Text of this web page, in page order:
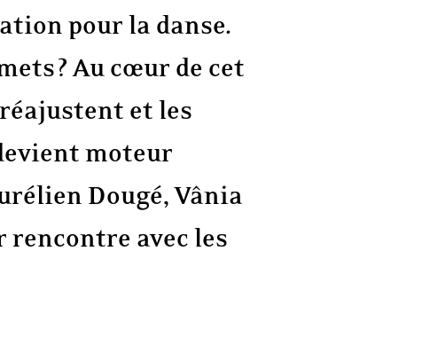
pour la danse.
? Au cœur de cet
et les
moteur
Dougé, Vânia
rencontre avec les